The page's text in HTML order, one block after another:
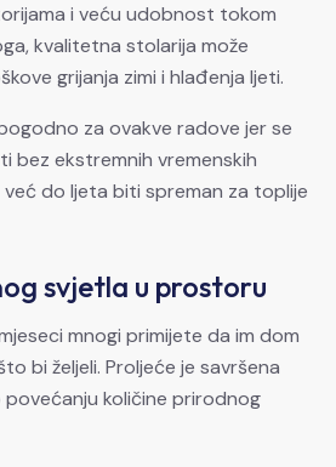
i veću udobnost tokom
kvalitetna stolarija može
grijanja zimi i hlađenja ljeti.
za ovakve radove jer se
bez ekstremnih vremenskih
već do ljeta biti spreman za toplije
svjetla u prostoru
mnogi primijete da im dom
bi željeli. Proljeće je savršena
količine prirodnog